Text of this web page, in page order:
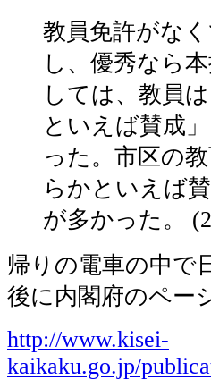
教員免許がな
し、優秀なら
しては、教員
といえば賛成
った。市区の
らかといえば
が多かった。
帰りの電車の中で
後に内閣府のペー
http://www.kisei-
kaikaku.go.jp/